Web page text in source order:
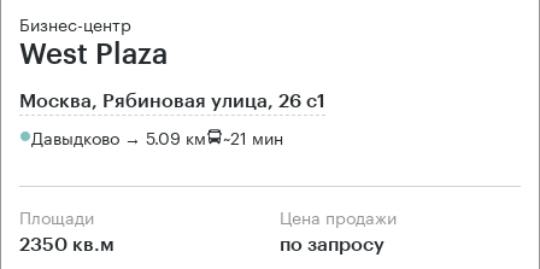
Бизнес-центр
West Plaza
Москва, Рябиновая улица, 26 с1
Давыдково → 5.09 км ~21 мин
Площади
2350 кв.м
Цена продажи
по запросу